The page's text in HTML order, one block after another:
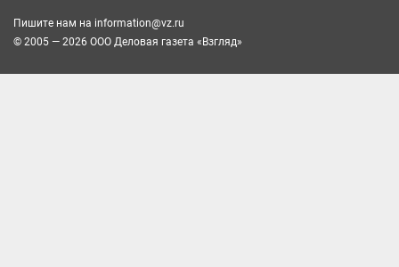
Пишите нам на information@vz.ru
© 2005 — 2026 ООО Деловая газета «Взгляд»